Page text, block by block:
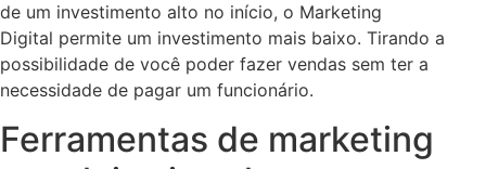
de um investimento alto no início, o Marketing
Digital permite um investimento mais baixo. Tirando a
possibilidade de você poder fazer vendas sem ter a
necessidade de pagar um funcionário.
Ferramentas de marketing